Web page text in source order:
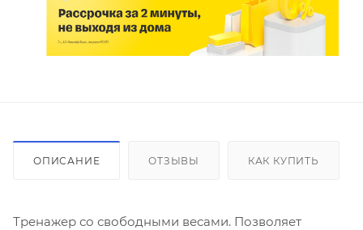
ОПИСАНИЕ ОТЗЫВЫ КАК КУПИТЬ
Тренажер со свободными весами. Позволяет